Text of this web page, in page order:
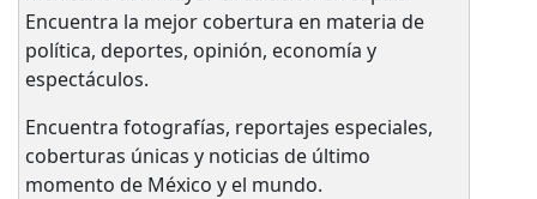
Encuentra la mejor cobertura en materia de
política, deportes, opinión, economía y
espectáculos.
Encuentra fotografías, reportajes especiales,
coberturas únicas y noticias de último
momento de México y el mundo.